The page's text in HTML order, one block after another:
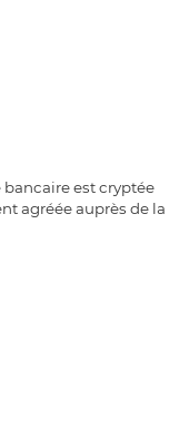
est cryptée
agréée auprès de la